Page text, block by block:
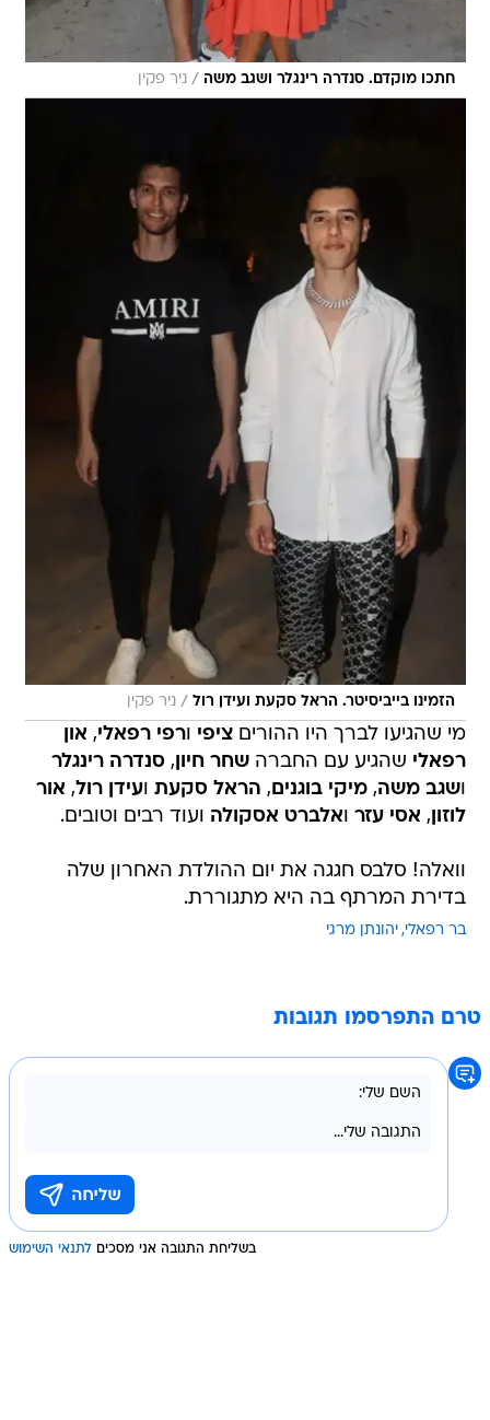
חתכו מוקדם. סנדרה רינגלר ושגב משה / ניר פקין
הזמינו בייביסיטר. הראל סקעת ועידן רול / ניר פקין
מי שהגיעו לברך היו ההוריםציפי ורפי רפאלי, און
רפאלי שהגיע עם החברהשחר חיון,סנדרה רינגלר
ושגב משה,מיקי בוגנים, הראל סקעת ועידן רול, אור
לוזון, אסי עזר ואלברט אסקולה ועוד רבים וטובים.
וואלה! סלבס חגגה את יום ההולדת האחרון שלה
בדירת המרתף בה היא מתגוררת.
בר רפאלי יהונתן מרגי
טרם התפרסמו תגובות
בשליחת התגובה אני מסכים לתנאי השימוש